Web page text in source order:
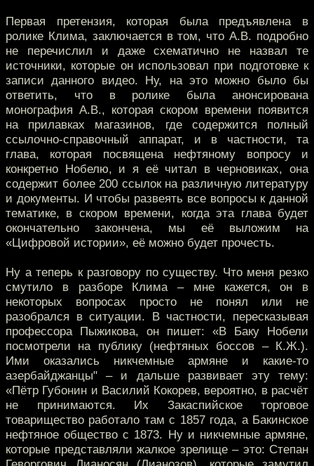
Первая претензия, которая была предъявлена в
ролике Клима, заключается в том, что А.В. подробно
не перечислил и даже схематично не назвал те
источники, которые он использовал при подготовке к
записи данного видео. Ну, на это можно было бы
ответить, что в ролике была анонсирована
монография А.В., которая скором времени появится
на прилавках магазинов, где содержится полный
ссылочно-справочный аппарат, и в частности, та
глава, которая посвящена нефтяному вопросу и
конкретно Нобелю, и я её читал в черновиках, она
содержит более 200 ссылок на различную литературу
и документы. И чтобы развеять все вопросы к данной
тематике, в скором времени, когда эта глава будет
окончательно закончена, мы её выложим на
«Цифровой истории», её можно будет прочесть.
Ну а теперь к разговору по существу. Что меня резко
смутило в разборе Клима – мне кажется, он в
некоторых вопросах просто не понял или не
разобрался в ситуации. В частности, пересказывая
профессора Пыжикова, он пишет: «В Баку Нобели
посмотрели на публику (нефтяных боссов – К.Ж.).
Ими оказались никчемные армяне и какие-то
азербайджанцы" – и дальше развивает эту тему:
«Пётр Губонин и Василий Кокорев, вероятно, в расчёт
не принимаются. Их Закаспийское торговое
товарищество работало там с 1857 года, а Бакинское
нефтяное общество с 1873. Ну и никчемные армяне,
которые представляли жалкое зрелище – это: Степан